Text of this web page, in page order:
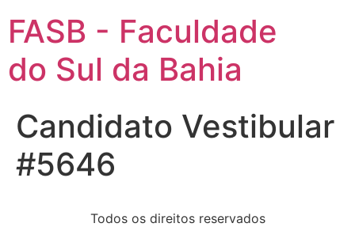
FASB - Faculdade
do Sul da Bahia
Candidato Vestibular
#5646
Todos os direitos reservados